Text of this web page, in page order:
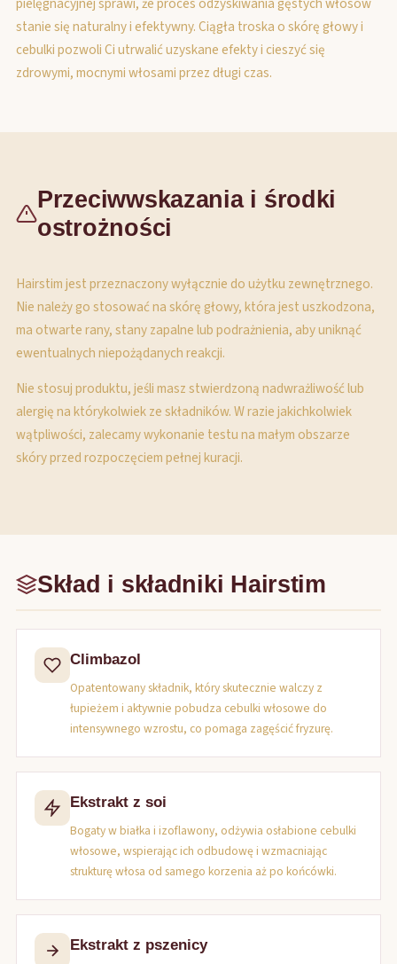
stanie się naturalny i efektywny. Ciągła troska o skórę głowy i
cebulki pozwoli Ci utrwalić uzyskane efekty i cieszyć się
zdrowymi, mocnymi włosami przez długi czas.
Przeciwwskazania i środki
ostrożności
Hairstim jest przeznaczony wyłącznie do użytku zewnętrznego.
Nie należy go stosować na skórę głowy, która jest uszkodzona,
ma otwarte rany, stany zapalne lub podrażnienia, aby uniknąć
ewentualnych niepożądanych reakcji.
Nie stosuj produktu, jeśli masz stwierdzoną nadwrażliwość lub
alergię na którykolwiek ze składników. W razie jakichkolwiek
wątpliwości, zalecamy wykonanie testu na małym obszarze
skóry przed rozpoczęciem pełnej kuracji.
Skład i składniki Hairstim
Climbazol
Opatentowany składnik, który skutecznie walczy z
łupieżem i aktywnie pobudza cebulki włosowe do
intensywnego wzrostu, co pomaga zagęścić fryzurę.
Ekstrakt z soi
Bogaty w białka i izoflawony, odżywia osłabione cebulki
włosowe, wspierając ich odbudowę i wzmacniając
strukturę włosa od samego korzenia aż po końcówki.
Ekstrakt z pszenicy